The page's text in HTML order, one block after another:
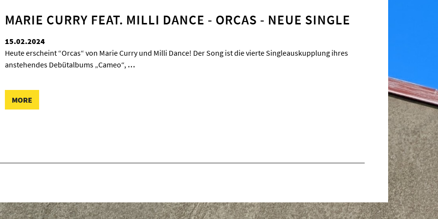
MARIE CURRY FEAT. MILLI DANCE - ORCAS - NEUE SINGLE
15.02.2024
Heute erscheint “Orcas“ von Marie Curry und Milli Dance! Der Song ist die vierte Singleauskupplung ihres
anstehendes Debütalbums „Cameo“, …
MORE